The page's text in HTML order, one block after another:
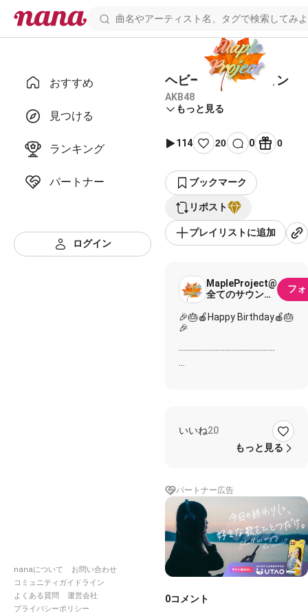
おすすめ
見つける
ランキング
パートナー
ログイン
nanaについて
お問い合わせ
コミュニティガイドライン
よくある質問
運営会社
プライバシーポリシー
ヘビーローテーション
AKB48
もっと見る
114 20 0 0
ブックマーク
リポスト
プレイリストに追加
MapleProject@
全てのサウンド
フ
🎉🎂🍎Happy Birthday🍎🎂
🎉
┈┈┈┈┈┈┈┈┈┈
是非、ご本家様のも一緒に
お聴き下さい。
🍁participant🍁
🍎白雪 美波
🍁Special Thanks🍁
🌅RADI
🦋八神 莉花
💠七海 月華咲
🌟長谷部 明麗奈
🌎UNIVERSE
いいね20
もっと見る
パートナー広告
0コメント